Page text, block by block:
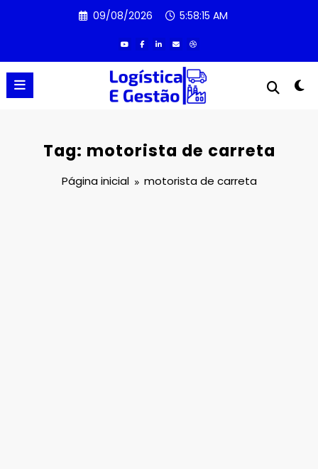
09/08/2026 5:58:15 AM
Tag: motorista de carreta
Página inicial motorista de carreta